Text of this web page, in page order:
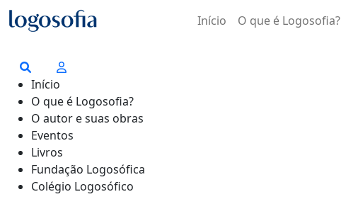
Início O que é Logosofia?
Início
O que é Logosofia?
O autor e suas obras
Eventos
Livros
Fundação Logosófica
Colégio Logosófico